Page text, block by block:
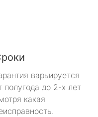
варьируется
полугода до 2-х лет
какая